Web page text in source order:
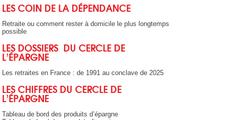
LES COIN DE LA DÉPENDANCE
Retraite ou comment rester à domicile le plus longtemps
possible
LES DOSSIERS DU CERCLE DE
L’ÉPARGNE
Les retraites en France : de 1991 au conclave de 2025
LES CHIFFRES DU CERCLE DE
L’ÉPARGNE
Tableau de bord des produits d’épargne